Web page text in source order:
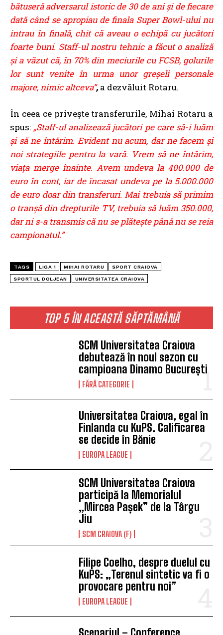
TOP 5 ÎN ACEASTĂ SĂPTĂMÂNĂ
SCM Universitatea Craiova
debutează în noul sezon cu
campioana Dinamo București
FĂRĂ CATEGORIE
Universitatea Craiova, egal în
Finlanda cu KuPS. Calificarea
se decide în Bănie
EUROPA LEAGUE
SCM Universitatea Craiova
participă la Memorialul
„Mircea Pașek” de la Târgu
Jiu
SCM CRAIOVA (F)
Filipe Coelho, despre duelul cu
KuPS: „Terenul sintetic va fi o
provocare pentru noi”
EUROPA LEAGUE
bătuseră adversarul istoric de 30 de ani și de fiecare
dată când se apropiau de finala Super Bowl-ului nu
intrau în finală, chit că aveau o echipă cu jucători
foarte buni. Staff-ul nostru tehnic a făcut o analiză
și a văzut că, în 70% din meciurile cu FCSB, golurile
lor sunt venite în urma unor greșeli personale
majore, nimic altceva”,a dezvăluit Rotaru.
În ceea ce privește transferurile, Mihai Rotaru a
spus: „Staff-ul analizează jucători pe care să-i luăm
și să ne întărim. Evident nu acum, dar ne facem și
noi strategiile pentru la vară. Vrem să ne întărim,
viața merge înainte. Avem undeva la 400.000 de
euro în cont, iar de încasat undeva pe la 5.000.000
de euro doar din transferuri. Mai trebuia să primim
o tranșă din drepturile TV, trebuia să luăm 350.000,
dar ni s-a transmis că nu se plătește până nu se reia
campionatul.”
TAGS LIGA 1 MIHAI ROTARU SPORT CRAIOVA
SPORTUL DOLJEAN UNIVERSITATEA CRAIOVA